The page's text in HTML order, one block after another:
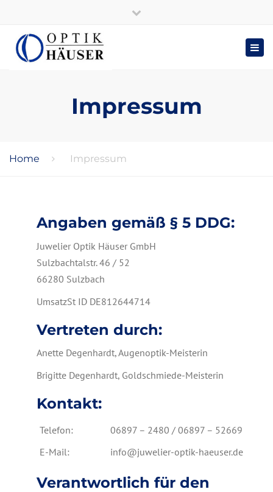
Samstag 9 – 12.30 Uhr
Submit
Impressum
Home Impressum
Angaben gemäß § 5 DDG:
Juwelier Optik Häuser GmbH
Sulzbachtalstr. 46 / 52
66280 Sulzbach
UmsatzSt ID DE812644714
Vertreten durch:
Anette Degenhardt, Augenoptik-Meisterin
Brigitte Degenhardt, Goldschmiede-Meisterin
Kontakt:
Telefon:
06897 – 2480 / 06897 – 52669
E-Mail:
info@juwelier-optik-haeuser.de
Verantwortlich für den